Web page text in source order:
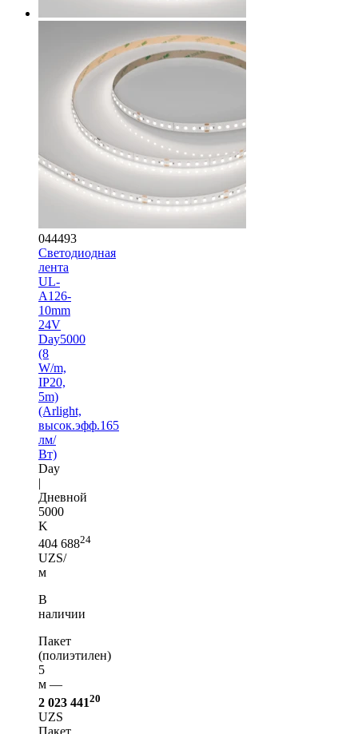
044493
Светодиодная
лента
UL-
A126-
10mm
24V
Day5000
(8
W/m,
IP20,
5m)
(Arlight,
высок.эфф.165
лм/
Вт)
Day
|
Дневной
5000
K
404 68824
UZS/
м
В
наличии
Пакет
(полиэтилен)
5
м —
2 023 44120
UZS
Пакет